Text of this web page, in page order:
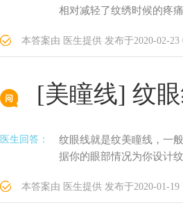
相对减轻了纹绣时候的疼
本答案由 医生提供 发布于2020-02-23
[美瞳线] 纹
医生回答：
纹眼线就是纹美瞳线，一
据你的眼部情况为你设计
本答案由 医生提供 发布于2020-01-19